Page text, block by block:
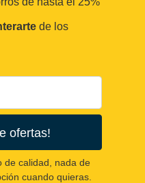
de los
ofertas!
de calidad, nada de
cuando quieras.